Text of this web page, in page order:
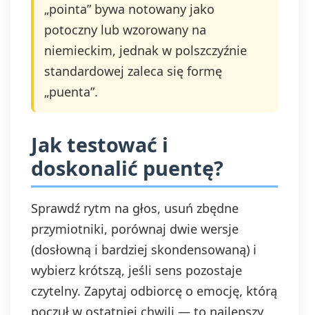
„pointa” bywa notowany jako
potoczny lub wzorowany na
niemieckim, jednak w polszczyźnie
standardowej zaleca się formę
„puenta”.
Jak testować i
doskonalić puentę?
Sprawdź rytm na głos, usuń zbędne
przymiotniki, porównaj dwie wersje
(dosłowną i bardziej skondensowaną) i
wybierz krótszą, jeśli sens pozostaje
czytelny. Zapytaj odbiorcę o emocję, którą
poczuł w ostatniej chwili — to najlepszy